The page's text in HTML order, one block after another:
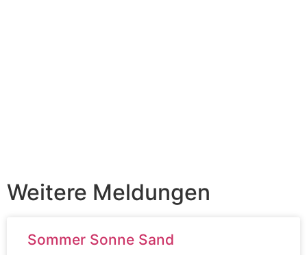
Weitere Meldungen
Sommer Sonne Sand